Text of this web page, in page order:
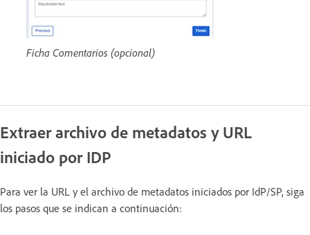
Ficha Comentarios (opcional)
Extraer archivo de metadatos y URL
iniciado por IDP
Para ver la URL y el archivo de metadatos iniciados por IdP/SP, siga
los pasos que se indican a continuación: